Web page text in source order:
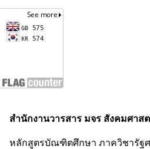
สำนักงานวารสาร มจร สังคมศาส
หลักสูตรบัณฑิตศึกษา ภาควิชารัฐ